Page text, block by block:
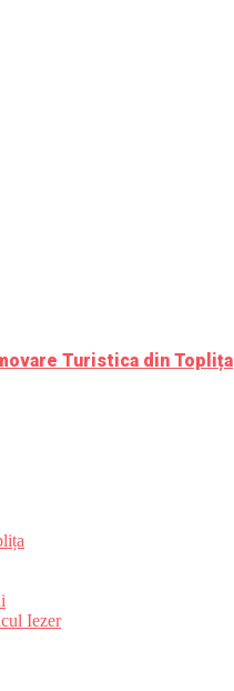
Turistica din Toplița
Iezer